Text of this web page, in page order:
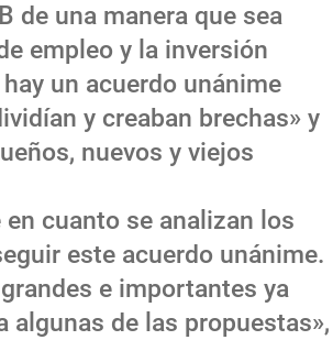
de una manera que sea
empleo y la inversión
un acuerdo unánime
y creaban brechas» y
nuevos y viejos
cuanto se analizan los
este acuerdo unánime.
e importantes ya
algunas de las propuestas»,